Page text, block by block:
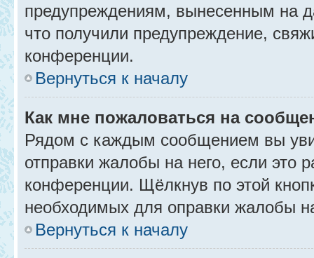
предупреждениям, вынесенным на
что получили предупреждение,
конференции.
Вернуться к началу
Как мне пожаловаться на
Рядом с каждым сообщением вы
отправки жалобы на него, если это
конференции. Щёлкнув по этой
необходимых для оправки жалобы
Вернуться к началу